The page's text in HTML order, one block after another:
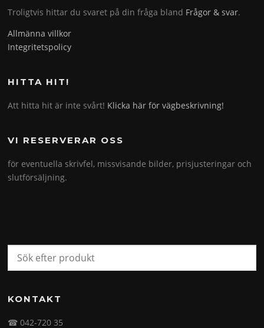
Troligtvis hittar du svaret på din fråga bland Frågor & svar.
Allmänna villkor
Integritetspolicy
HITTA HIT!
Att hitta hit är inte svårt! Klicka här för vägbeskrivning!
VI RESERVERAR OSS
för eventuella skrivfel, missvisande bilder, prisjusteringar och
slutförsäljning.
KONTAKT
☎ 042-720 35